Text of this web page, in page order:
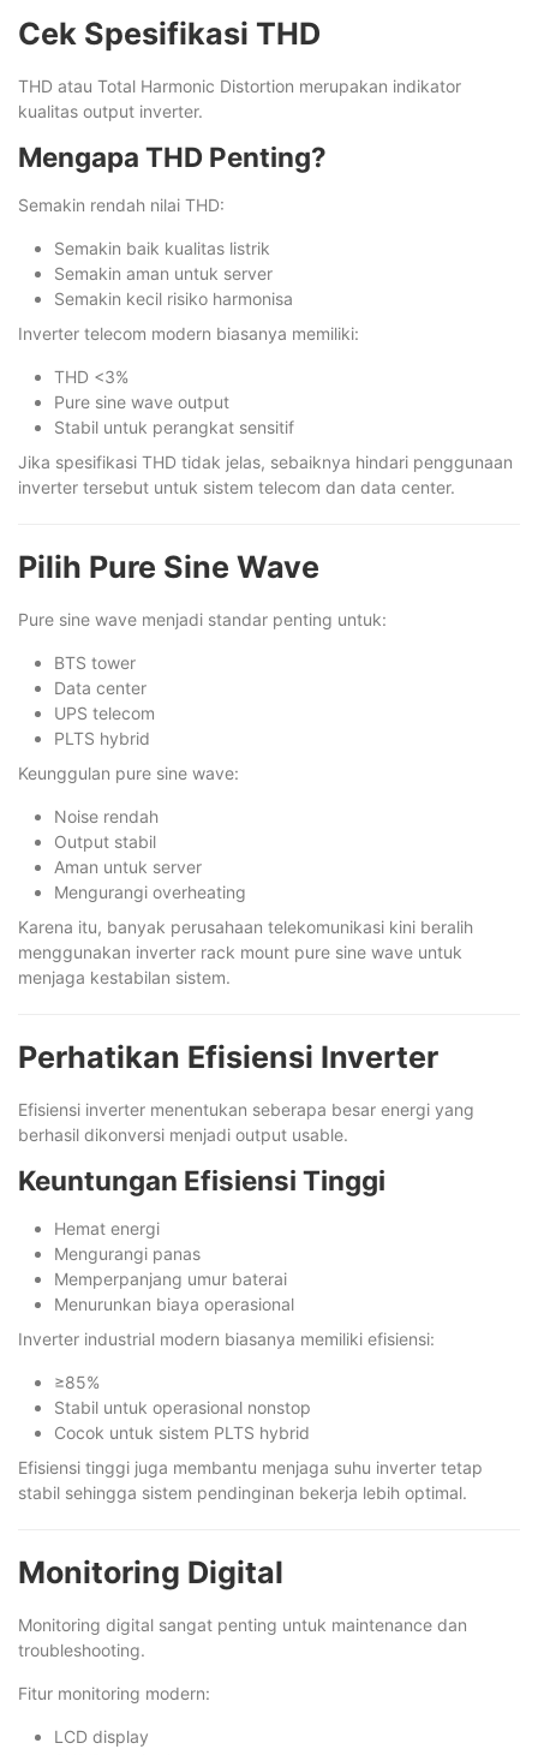
Cek Spesifikasi THD
THD atau Total Harmonic Distortion merupakan indikator
kualitas output inverter.
Mengapa THD Penting?
Semakin rendah nilai THD:
Semakin baik kualitas listrik
Semakin aman untuk server
Semakin kecil risiko harmonisa
Inverter telecom modern biasanya memiliki:
THD <3%
Pure sine wave output
Stabil untuk perangkat sensitif
Jika spesifikasi THD tidak jelas, sebaiknya hindari penggunaan
inverter tersebut untuk sistem telecom dan data center.
Pilih Pure Sine Wave
Pure sine wave menjadi standar penting untuk:
BTS tower
Data center
UPS telecom
PLTS hybrid
Keunggulan pure sine wave:
Noise rendah
Output stabil
Aman untuk server
Mengurangi overheating
Karena itu, banyak perusahaan telekomunikasi kini beralih
menggunakan inverter rack mount pure sine wave untuk
menjaga kestabilan sistem.
Perhatikan Efisiensi Inverter
Efisiensi inverter menentukan seberapa besar energi yang
berhasil dikonversi menjadi output usable.
Keuntungan Efisiensi Tinggi
Hemat energi
Mengurangi panas
Memperpanjang umur baterai
Menurunkan biaya operasional
Inverter industrial modern biasanya memiliki efisiensi:
≥85%
Stabil untuk operasional nonstop
Cocok untuk sistem PLTS hybrid
Efisiensi tinggi juga membantu menjaga suhu inverter tetap
stabil sehingga sistem pendinginan bekerja lebih optimal.
Monitoring Digital
Monitoring digital sangat penting untuk maintenance dan
troubleshooting.
Fitur monitoring modern:
LCD display